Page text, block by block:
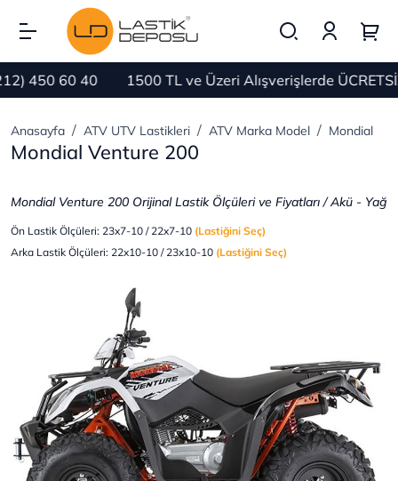
450 60 40 1500 TL ve Üzeri Alışverişlerde ÜCRETSİZ
Anasayfa ATV UTV Lastikleri ATV Marka Model Mondial
Mondial Venture 200
Mondial Venture 200 OrijinalLastik Ölçüleri ve Fiyatları / Akü - Yağ
Ön Lastik Ölçüleri: 23x7-10 / 22x7-10 (Lastiğini Seç)
Arka Lastik Ölçüleri: 22x10-10 / 23x10-10 (Lastiğini Seç)